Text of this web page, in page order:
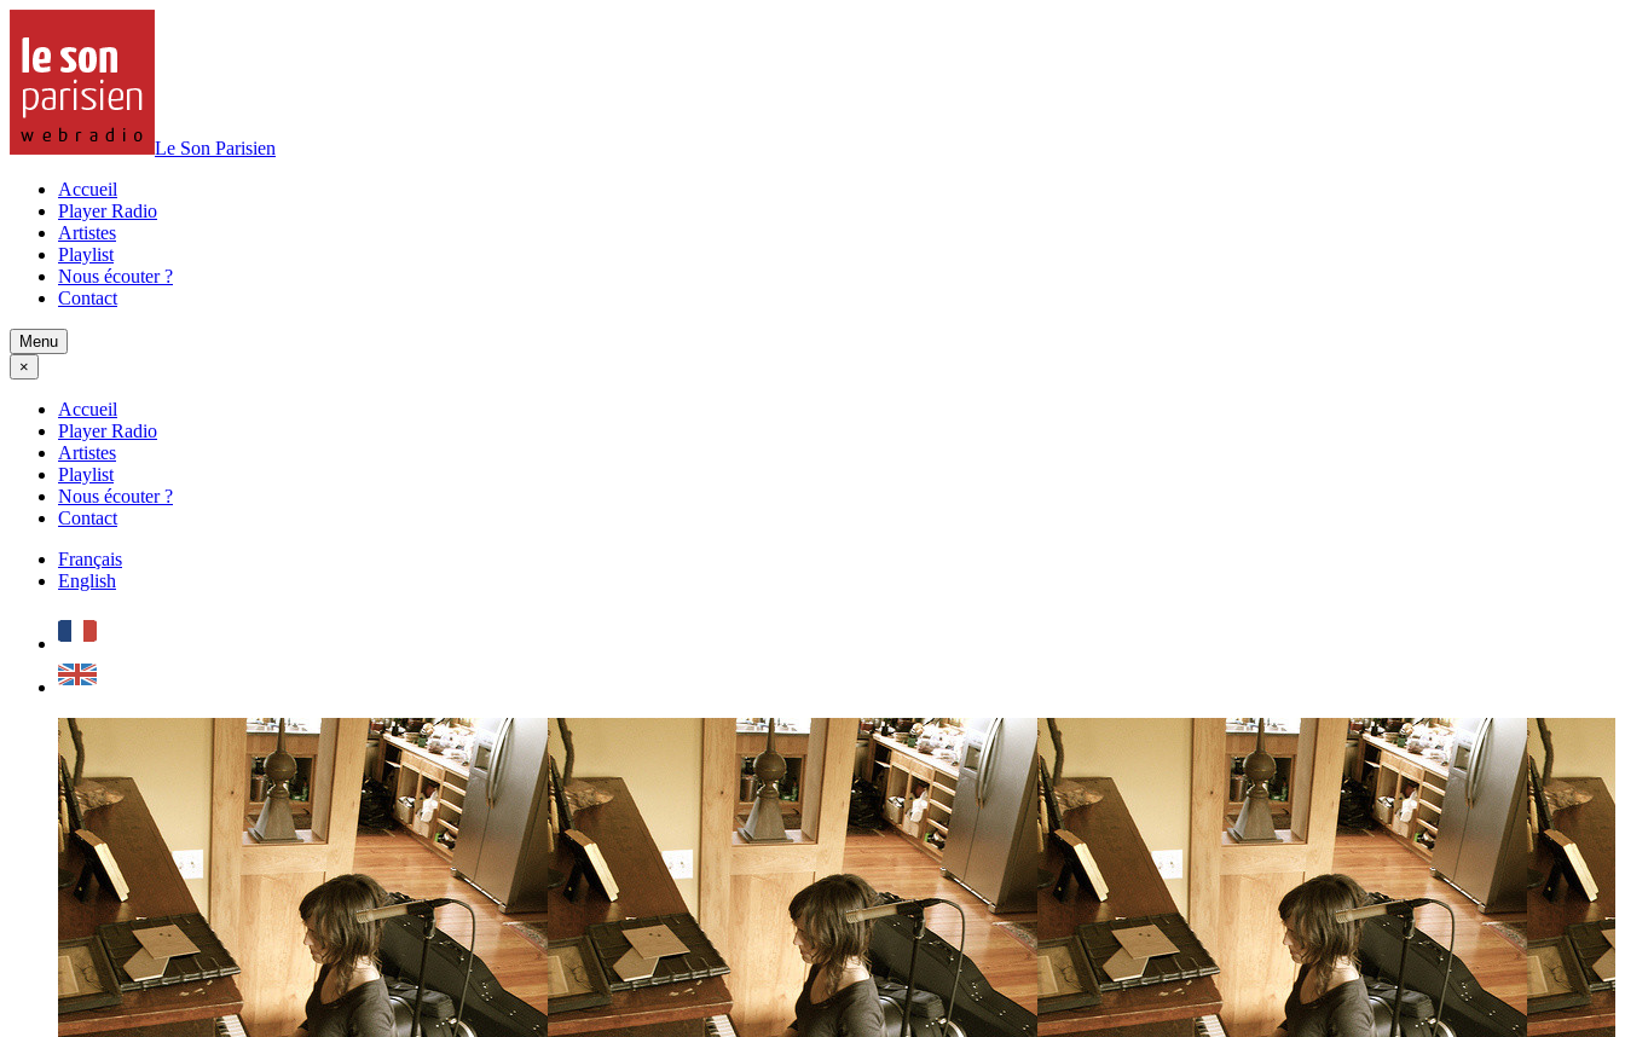
Le Son Parisien
Accueil
Player Radio
Artistes
Playlist
Nous écouter ?
Contact
Menu
×
Accueil
Player Radio
Artistes
Playlist
Nous écouter ?
Contact
Français
English